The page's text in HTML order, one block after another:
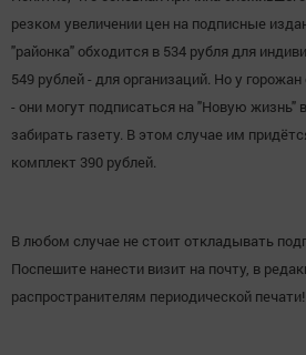
резком увеличении цен на подписные
"районка" обходится в 534 рубля для
549 рублей - для организаций. Но у
- они могут подписаться на "Новую жизнь"
забирать газету. В этом случае им
комплект 390 рублей.
В любом случае не стоит откладывать
Поспешите нанести визит на почту, в
распространителям периодической печати!